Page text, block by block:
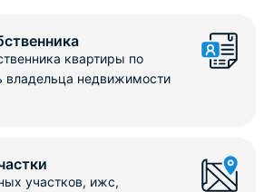
квартиры по
владельца недвижимости
участков, ижс,